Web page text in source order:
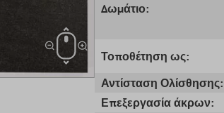
Δωμάτιο:
Τοποθέτηση ως:
Αντίσταση Ολίσθησης:
Επεξεργασία άκρων: